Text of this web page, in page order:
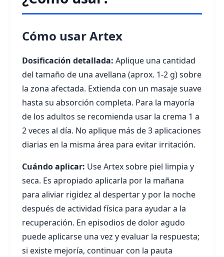
Cómo usar Artex
Dosificación detallada: Aplique una cantidad
del tamaño de una avellana (aprox. 1-2 g) sobre
la zona afectada. Extienda con un masaje suave
hasta su absorción completa. Para la mayoría
de los adultos se recomienda usar la crema 1 a
2 veces al día. No aplique más de 3 aplicaciones
diarias en la misma área para evitar irritación.
Cuándo aplicar: Use Artex sobre piel limpia y
seca. Es apropiado aplicarla por la mañana
para aliviar rigidez al despertar y por la noche
después de actividad física para ayudar a la
recuperación. En episodios de dolor agudo
puede aplicarse una vez y evaluar la respuesta;
si existe mejoría, continuar con la pauta